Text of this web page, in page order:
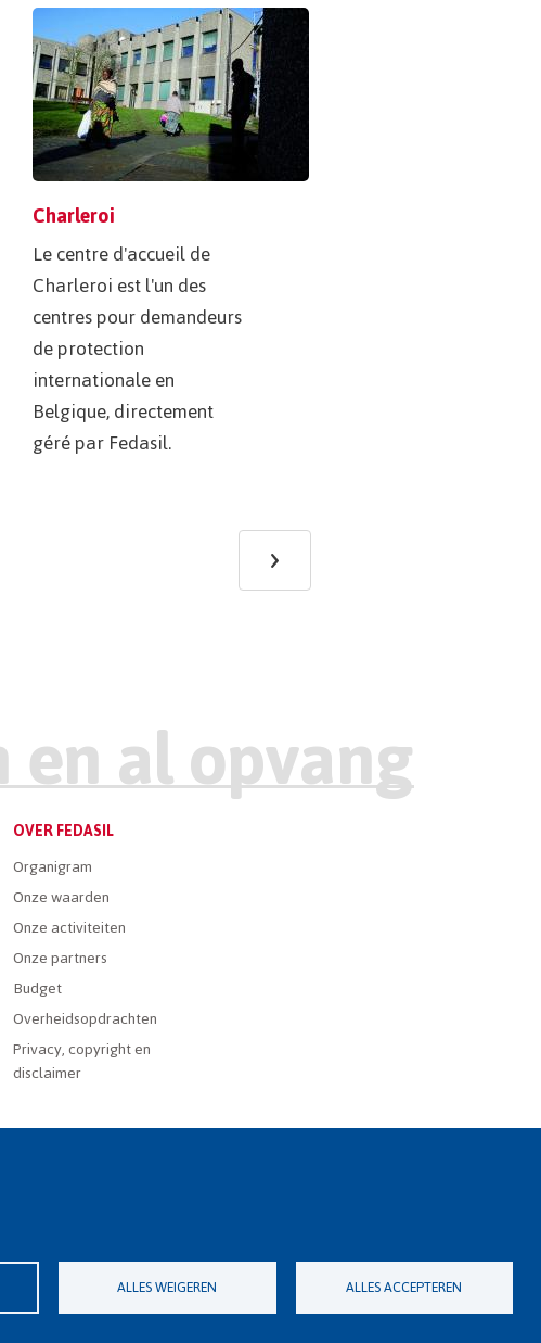
Charleroi
Le centre d'accueil de
Charleroi est l'un des
centres pour demandeurs
de protection
internationale en
Belgique, directement
géré par Fedasil.
Next
›
OVER FEDASIL
Organigram
Onze waarden
Onze activiteiten
Onze partners
Budget
Overheidsopdrachten
Privacy, copyright en
disclaimer
ALLES WEIGEREN ALLES ACCEPTEREN